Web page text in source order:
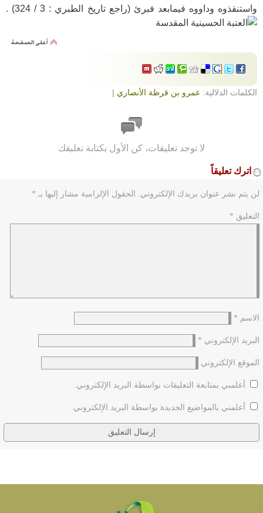
واستنقذوه وداووه فيمابعد فبرئ (راجع تاريخ الطبري : 3 / 324) .
الكلمات الدلالية: عمرو بن قرظة الأنصاري |
لا توجد تعليقات، كن الأول بكتابة تعليقك
اترك تعليقاً
لن يتم نشر عنوان بريدك الإلكتروني. الحقول الإلزامية مشار إليها بـ *
التعليق *
الاسم *
البريد الإلكتروني *
الموقع الإلكتروني
أعلمني بمتابعة التعليقات بواسطة البريد الإلكتروني.
أعلمني بالمواضيع الجديدة بواسطة البريد الإلكتروني.